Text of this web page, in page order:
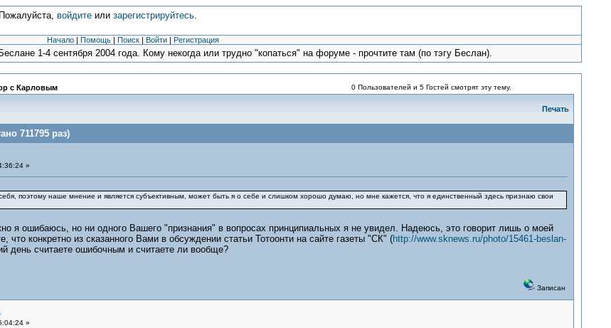
войдитеили зарегистрируйтесь.
Начало | Помощь | Поиск | Войти | Регистрация
1-4 сентября 2004 года. Кому некогда или трудно "копаться" на форуме - прочтите там (по тэгу Беслан).
с Карловым 0 Пользователей и 5 Гостей смотрят эту тему.
Печать
711795 раз)
»
поэтому наше мнение и является субъективным, может быть я о себе и слишком хорошо думаю, но мне кажется, что я единственный здесь признаю свои
я ошибаюсь, но ни одного Вашего "признания" в вопросах принципиальных я не увидел. Надеюсь, это говорит лишь о моей
что конкретно из сказанного Вами в обсуждении статьи Тотоонти на сайте газеты "СК" (http://www.sknews.ru/photo/15461-beslan-
день считаете ошибочным и считаете ли вообще?
Записан
»